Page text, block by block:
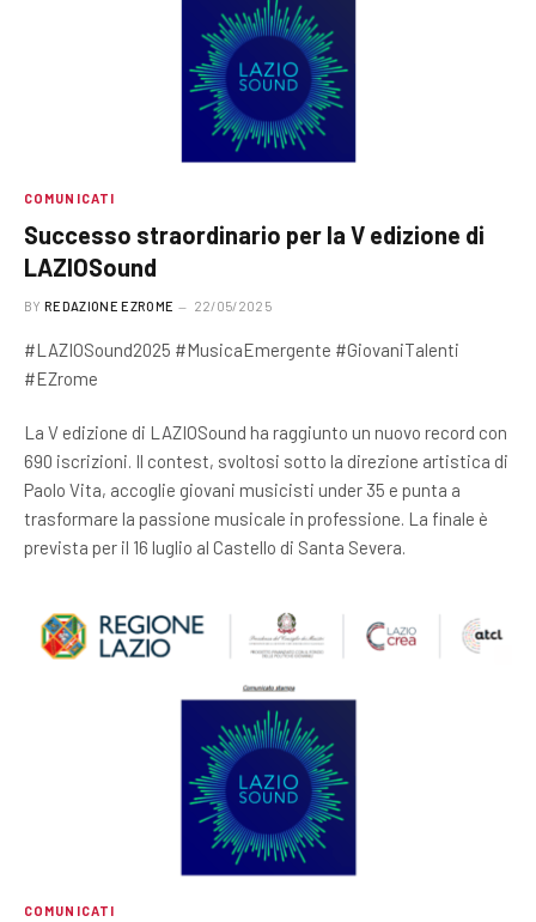
COMUNICATI
Successo straordinario per la V edizione di
LAZIOSound
BY REDAZIONE EZROME 22/05/2025
#LAZIOSound2025 #MusicaEmergente #GiovaniTalenti
#EZrome
La V edizione di LAZIOSound ha raggiunto un nuovo record con
690 iscrizioni. Il contest, svoltosi sotto la direzione artistica di
Paolo Vita, accoglie giovani musicisti under 35 e punta a
trasformare la passione musicale in professione. La finale è
prevista per il 16 luglio al Castello di Santa Severa.
COMUNICATI